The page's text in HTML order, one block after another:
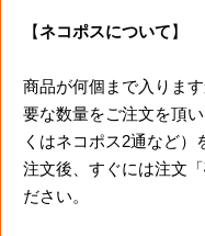
【ネコポスについて】
商品が何個まで入りま
要な数量をご注文を頂
くはネコポス2通など
注文後、すぐには注文
ださい。